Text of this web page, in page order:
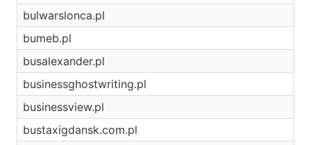
bulwarslonca.pl
bumeb.pl
busalexander.pl
businessghostwriting.pl
businessview.pl
bustaxigdansk.com.pl